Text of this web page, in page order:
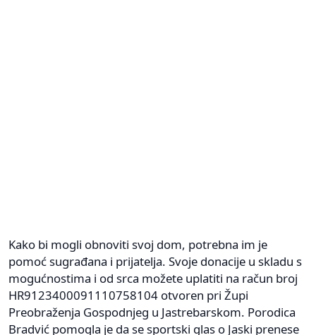
Kako bi mogli obnoviti svoj dom, potrebna im je
pomoć sugrađana i prijatelja. Svoje donacije u skladu s
mogućnostima i od srca možete uplatiti na račun broj
HR9123400091110758104 otvoren pri Župi
Preobraženja Gospodnjeg u Jastrebarskom. Porodica
Bradvić pomogla je da se sportski glas o Jaski prenese